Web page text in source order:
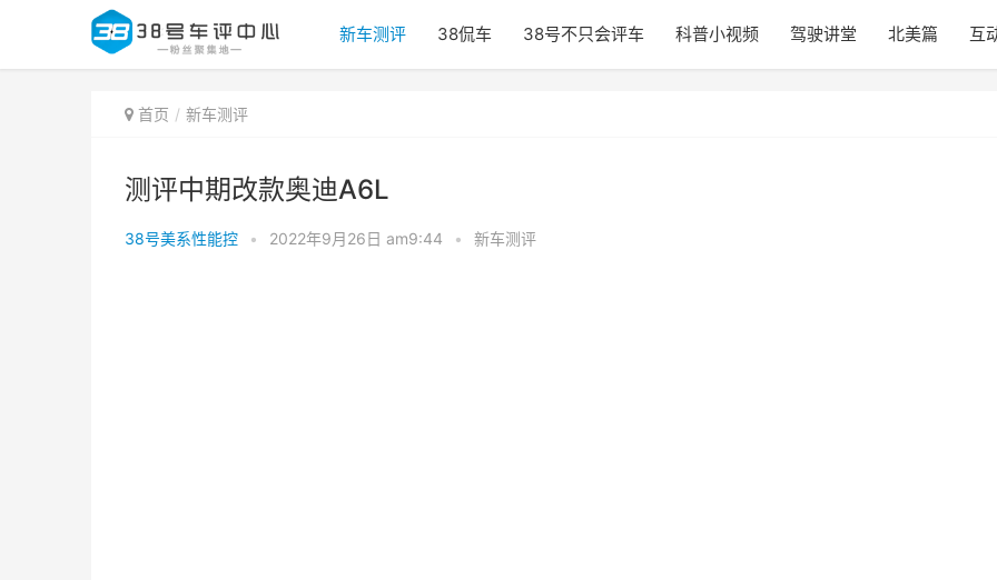
新车测评 38侃车 38号不只会评车 科普小视频 驾驶讲堂 北美篇 互
首页 新车测评
测评中期改款奥迪A6L
38号美系性能控 • 2022年9月26日 am9:44 • 新车测评